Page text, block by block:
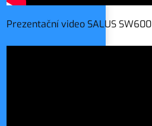
Prezentační video SALUS SW600